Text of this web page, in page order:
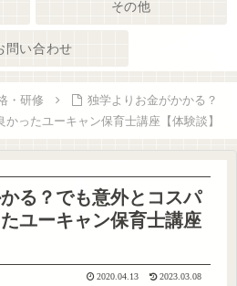
その他
問い合わせ
・研修
独学よりお金がかかる？
ったユーキャン保育士講座【体験談】
る？でも意外とコスパ
ユーキャン保育士講座
2020.04.13 2023.03.08